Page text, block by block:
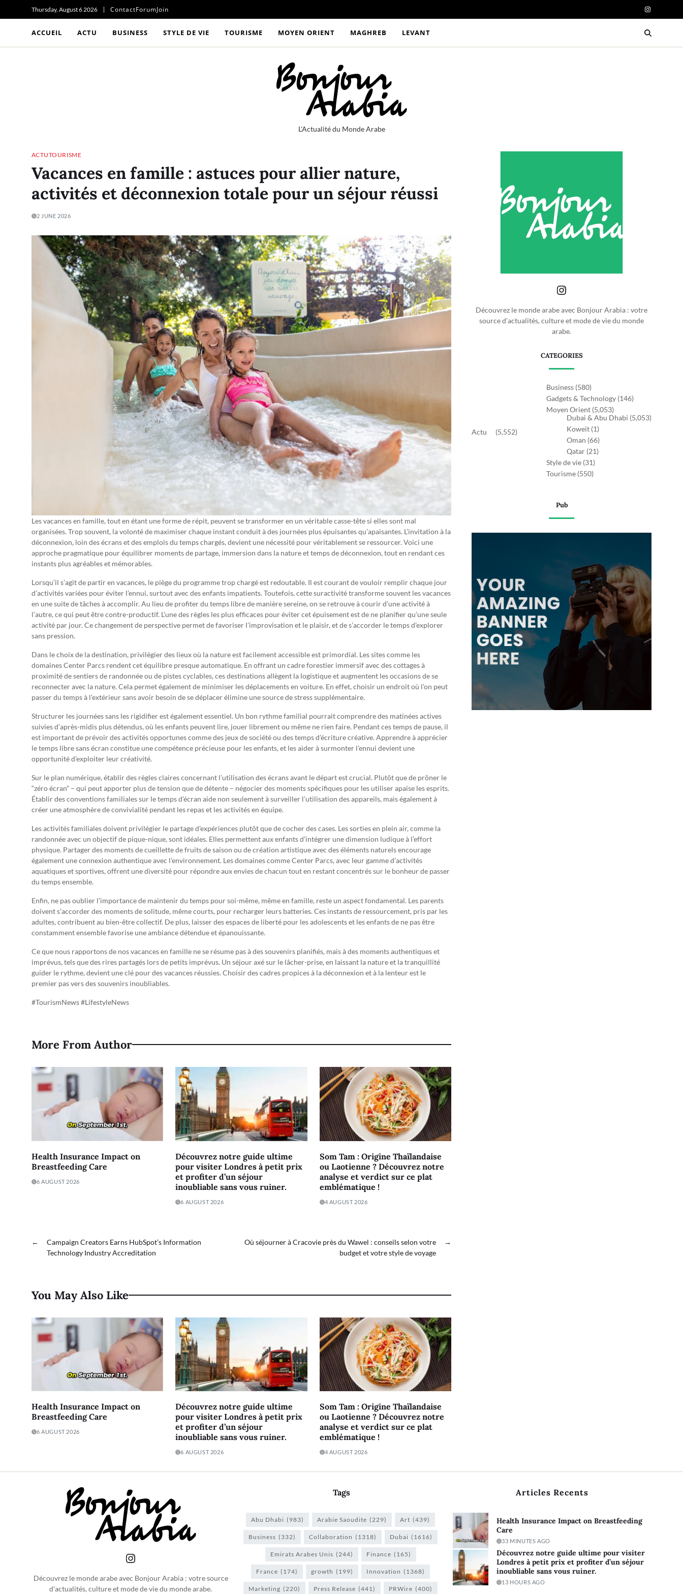
Thursday, August 6 2026 ContactForumJoin
ACCUEIL ACTU BUSINESS STYLE DE VIE TOURISME MOYEN ORIENT MAGHREB LEVANT
L'Actualité du Monde Arabe
ACTUTOURISME
Vacances en famille : astuces pour allier nature,
activités et déconnexion totale pour un séjour réussi
2 JUNE 2026
Les vacances en famille, tout en étant une forme de répit, peuvent se transformer en un véritable casse-tête si elles sont mal
organisées. Trop souvent, la volonté de maximiser chaque instant conduit à des journées plus épuisantes qu’apaisantes. L’invitation à la
déconnexion, loin des écrans et des emplois du temps chargés, devient une nécessité pour véritablement se ressourcer. Voici une
approche pragmatique pour équilibrer moments de partage, immersion dans la nature et temps de déconnexion, tout en rendant ces
instants plus agréables et mémorables.
Lorsqu’il s’agit de partir en vacances, le piège du programme trop chargé est redoutable. Il est courant de vouloir remplir chaque jour
d’activités variées pour éviter l’ennui, surtout avec des enfants impatients. Toutefois, cette suractivité transforme souvent les vacances
en une suite de tâches à accomplir. Au lieu de profiter du temps libre de manière sereine, on se retrouve à courir d’une activité à
l’autre, ce qui peut être contre-productif. L’une des règles les plus efficaces pour éviter cet épuisement est de ne planifier qu’une seule
activité par jour. Ce changement de perspective permet de favoriser l’improvisation et le plaisir, et de s’accorder le temps d’explorer
sans pression.
Dans le choix de la destination, privilégier des lieux où la nature est facilement accessible est primordial. Les sites comme les
domaines Center Parcs rendent cet équilibre presque automatique. En offrant un cadre forestier immersif avec des cottages à
proximité de sentiers de randonnée ou de pistes cyclables, ces destinations allègent la logistique et augmentent les occasions de se
reconnecter avec la nature. Cela permet également de minimiser les déplacements en voiture. En effet, choisir un endroit où l’on peut
passer du temps à l’extérieur sans avoir besoin de se déplacer élimine une source de stress supplémentaire.
Structurer les journées sans les rigidifier est également essentiel. Un bon rythme familial pourrait comprendre des matinées actives
suivies d’après-midis plus détendus, où les enfants peuvent lire, jouer librement ou même ne rien faire. Pendant ces temps de pause, il
est important de prévoir des activités opportunes comme des jeux de société ou des temps d’écriture créative. Apprendre à apprécier
le temps libre sans écran constitue une compétence précieuse pour les enfants, et les aider à surmonter l’ennui devient une
opportunité d’exploiter leur créativité.
Sur le plan numérique, établir des règles claires concernant l’utilisation des écrans avant le départ est crucial. Plutôt que de prôner le
“zéro écran” – qui peut apporter plus de tension que de détente – négocier des moments spécifiques pour les utiliser apaise les esprits.
Établir des conventions familiales sur le temps d’écran aide non seulement à surveiller l’utilisation des appareils, mais également à
créer une atmosphère de convivialité pendant les repas et les activités en équipe.
Les activités familiales doivent privilégier le partage d’expériences plutôt que de cocher des cases. Les sorties en plein air, comme la
randonnée avec un objectif de pique-nique, sont idéales. Elles permettent aux enfants d’intégrer une dimension ludique à l’effort
physique. Partager des moments de cueillette de fruits de saison ou de création artistique avec des éléments naturels encourage
également une connexion authentique avec l’environnement. Les domaines comme Center Parcs, avec leur gamme d’activités
aquatiques et sportives, offrent une diversité pour répondre aux envies de chacun tout en restant concentrés sur le bonheur de passer
du temps ensemble.
Enfin, ne pas oublier l’importance de maintenir du temps pour soi-même, même en famille, reste un aspect fondamental. Les parents
doivent s’accorder des moments de solitude, même courts, pour recharger leurs batteries. Ces instants de ressourcement, pris par les
adultes, contribuent au bien-être collectif. De plus, laisser des espaces de liberté pour les adolescents et les enfants de ne pas être
constamment ensemble favorise une ambiance détendue et épanouissante.
Ce que nous rapportons de nos vacances en famille ne se résume pas à des souvenirs planifiés, mais à des moments authentiques et
imprévus, tels que des rires partagés lors de petits imprévus. Un séjour axé sur le lâcher-prise, en laissant la nature et la tranquillité
guider le rythme, devient une clé pour des vacances réussies. Choisir des cadres propices à la déconnexion et à la lenteur est le
premier pas vers des souvenirs inoubliables.
#TourismNews #LifestyleNews
More From Author
Health Insurance Impact on
Breastfeeding Care
6 AUGUST 2026
Découvrez notre guide ultime
pour visiter Londres à petit prix
et profiter d’un séjour
inoubliable sans vous ruiner.
6 AUGUST 2026
Som Tam : Origine Thaïlandaise
ou Laotienne ? Découvrez notre
analyse et verdict sur ce plat
emblématique !
4 AUGUST 2026
←
Campaign Creators Earns HubSpot’s Information
Technology Industry Accreditation
→
Où séjourner à Cracovie près du Wawel : conseils selon votre
budget et votre style de voyage
You May Also Like
Health Insurance Impact on
Breastfeeding Care
6 AUGUST 2026
Découvrez notre guide ultime
pour visiter Londres à petit prix
et profiter d’un séjour
inoubliable sans vous ruiner.
6 AUGUST 2026
Som Tam : Origine Thaïlandaise
ou Laotienne ? Découvrez notre
analyse et verdict sur ce plat
emblématique !
4 AUGUST 2026
Découvrez le monde arabe avec Bonjour Arabia : votre
source d'actualités, culture et mode de vie du monde
arabe.
CATEGORIES
Actu (5,552)
Business (580)
Gadgets & Technology (146)
Moyen Orient (5,053)
Dubai & Abu Dhabi (5,053)
Koweit (1)
Oman (66)
Qatar (21)
Style de vie (31)
Tourisme (550)
Pub
Découvrez le monde arabe avec Bonjour Arabia : votre source
d'actualités, culture et mode de vie du monde arabe.
Tags
Abu Dhabi (983) Arabie Saoudite (229) Art (439)
Business (332) Collaboration (1318) Dubai (1616)
Emirats Arabes Unis (244) Finance (165)
France (174) growth (199) Innovation (1368)
Marketing (220) Press Release (441) PRWire (400)
Articles Recents
Health Insurance Impact on Breastfeeding
Care
33 MINUTES AGO
Découvrez notre guide ultime pour visiter
Londres à petit prix et profiter d’un séjour
inoubliable sans vous ruiner.
13 HOURS AGO